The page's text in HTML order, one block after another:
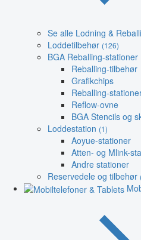
Se alle Lodning &
Loddetilbehør (126)
BGA Reballing-stationer
Reballing-tilbehør
Grafikchips
Reballing-
Reflow-ovne
BGA Stencils og
Loddestation (1)
Aoyue-stationer
Atten- og Mlink-
Andre stationer
Reservedele og tilbehør